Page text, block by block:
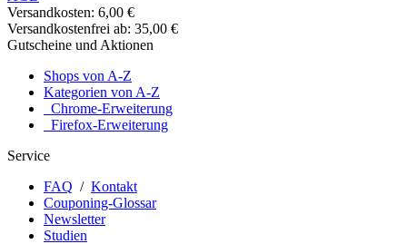
Versandkosten: 6,00 €
Versandkostenfrei ab: 35,00 €
Gutscheine und Aktionen
Shops von A-Z
Kategorien von A-Z
Chrome-Erweiterung
Firefox-Erweiterung
Service
FAQ / Kontakt
Couponing-Glossar
Newsletter
Studien